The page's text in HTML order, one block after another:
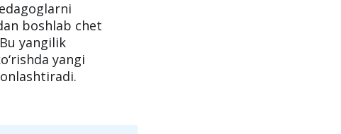
boshlab chet
yangilik
yangi